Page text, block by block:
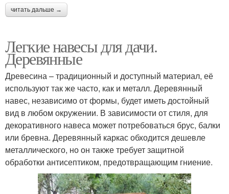
читать дальше →
Легкие навесы для дачи.
Деревянные
Древесина – традиционный и доступный материал, её
используют так же часто, как и металл. Деревянный
навес, независимо от формы, будет иметь достойный
вид в любом окружении. В зависимости от стиля, для
декоративного навеса может потребоваться брус, балки
или бревна. Деревянный каркас обходится дешевле
металлического, но он также требует защитной
обработки антисептиком, предотвращающим гниение.